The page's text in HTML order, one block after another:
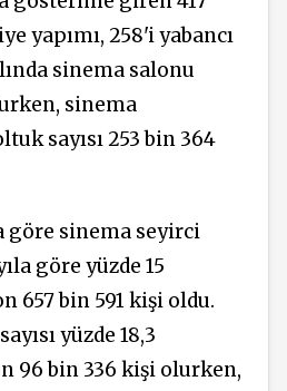
yapımı, 258'i yabancı
sinema salonu
sinema
sayısı 253 bin 364
göre sinema seyirci
göre yüzde 15
657 bin 591 kişi oldu.
yüzde 18,3
96 bin 336 kişi olurken,